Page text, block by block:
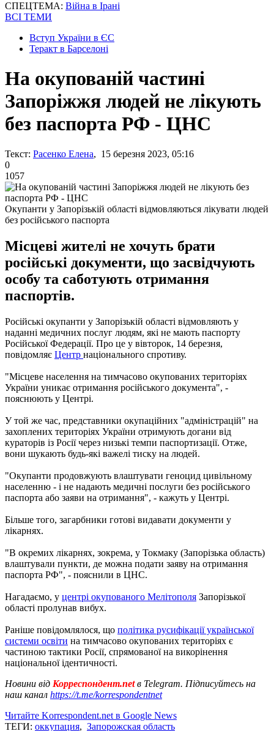
СПЕЦТЕМА: Війна в Ірані
ВСІ ТЕМИ
Вступ України в ЄС
Теракт в Барселоні
На окупованій частині
Запоріжжя людей не лікують
без паспорта РФ - ЦНС
Текст: Расенко Елена, 15 березня 2023, 05:16
0
1057
Окупанти у Запорізькій області відмовляються лікувати людей
без російського паспорта
Місцеві жителі не хочуть брати
російські документи, що засвідчують
особу та саботують отримання
паспортів.
Російські окупанти у Запорізькій області відмовляють у
наданні медичних послуг людям, які не мають паспорту
Російської Федерації. Про це у вівторок, 14 березня,
повідомляє Центр національного спротиву.
"Місцеве населення на тимчасово окупованих територіях
України уникає отримання російського документа", -
пояснюють у Центрі.
У той же час, представники окупаційних "адміністрацій" на
захоплених територіях України отримують догани від
кураторів із Росії через низькі темпи паспортизації. Отже,
вони шукають будь-які важелі тиску на людей.
"Окупанти продовжують влаштувати геноцид цивільному
населенню - і не надають медичні послуги без російського
паспорта або заяви на отримання", - кажуть у Центрі.
Більше того, загарбники готові видавати документи у
лікарнях.
"В окремих лікарнях, зокрема, у Токмаку (Запорізька область)
влаштували пункти, де можна подати заяву на отримання
паспорта РФ", - пояснили в ЦНС.
Нагадаємо, у центрі окупованого Мелітополя Запорізької
області пролунав вибух.
Раніше повідомлялося, що політика русифікації української
системи освіти на тимчасово окупованих територіях є
частиною тактики Росії, спрямованої на викорінення
національної ідентичності.
Новини від Корреспондент.netв Telegram. Підписуйтесь на
наш канал https://t.me/korrespondentnet
Читайте Korrespondent.net в Google News
ТЕГИ: оккупация, Запорожская область